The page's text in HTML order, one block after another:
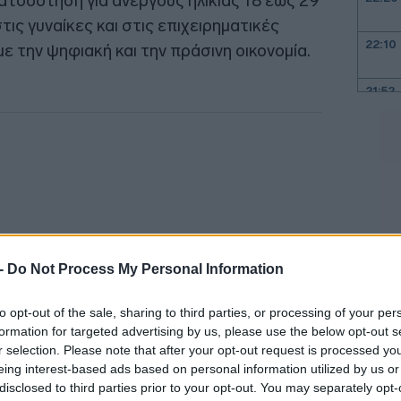
Do Not Process My Personal Information
opt-out of the sale, sharing to third parties, or processing of your
for targeted advertising by us, please use the below opt-out
selection. Please note that after your opt-out request is processed
interest-based ads based on personal information utilized by us
to third parties prior to your opt-out. You may separately
γυναίκες και στις επιχειρηματικές
ψηφιακή και την πράσινη οικονομία.
δικαιούχοι θα λάβουν επιχορήγηση
22:10
21:52
20:55
20:41